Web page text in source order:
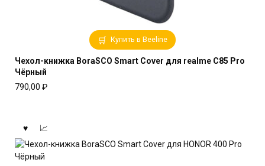
Купить в Beeline
Чехол-книжка BoraSCO Smart Cover для realme C85 Pro
Чёрный
790,00 ₽